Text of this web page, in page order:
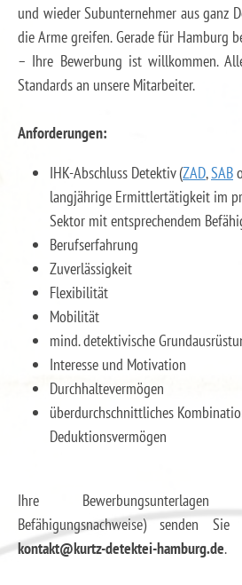
und wieder Subunternehmer aus ganz
die Arme greifen. Gerade für Hamburg
– Ihre Bewerbung ist willkommen.
Standards an unsere Mitarbeiter.
Anforderungen:
IHK-Abschluss Detektiv (ZAD,SAB
langjährige Ermittlertätigkeit im
Sektor mit entsprechendem
Berufserfahrung
Zuverlässigkeit
Flexibilität
Mobilität
mind. detektivische
Interesse und Motivation
Durchhaltevermögen
überdurchschnittliches
Deduktionsvermögen
Ihre
Befähigungsnachweise) senden
kontakt@kurtz-detektei-hamburg.de.